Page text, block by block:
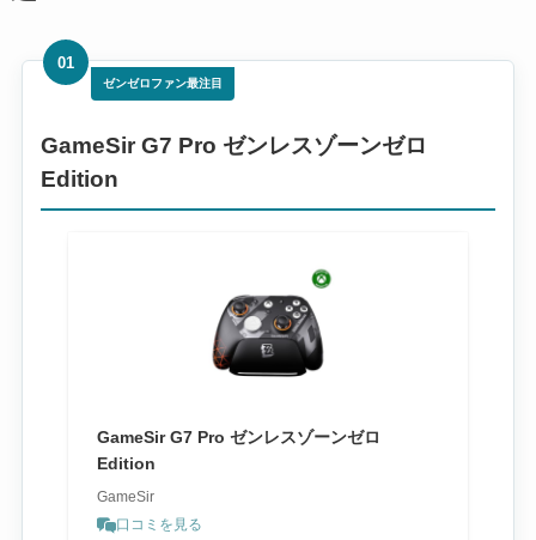
01
ゼンゼロファン最注目
GameSir G7 Pro ゼンレスゾーンゼロ
Edition
GameSir G7 Pro ゼンレスゾーンゼロ
Edition
GameSir
口コミを見る